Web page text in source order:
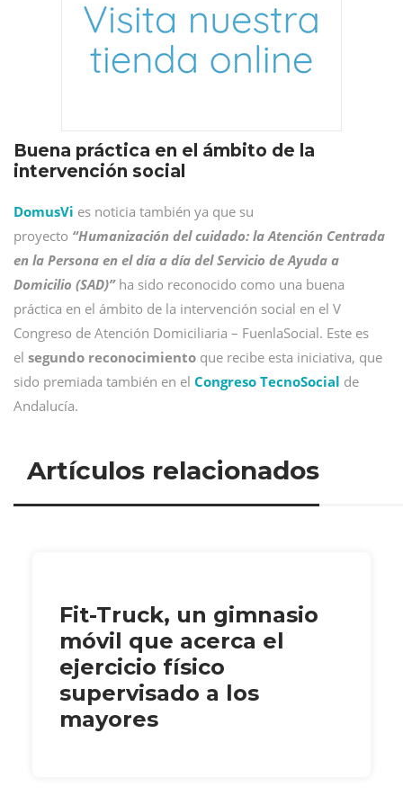
Buena práctica en el ámbito de la
intervención social
DomusVi es noticia también ya que su
proyecto “Humanización del cuidado: la Atención Centrada
en la Persona en el día a día del Servicio de Ayuda a
Domicilio (SAD)”ha sido reconocido como una buena
práctica en el ámbito de la intervención social en el V
Congreso de Atención Domiciliaria – FuenlaSocial. Este es
el segundo reconocimiento que recibe esta iniciativa, que
sido premiada también en el Congreso TecnoSocial de
Andalucía.
Artículos relacionados
Fit-Truck, un gimnasio
móvil que acerca el
ejercicio físico
supervisado a los
mayores